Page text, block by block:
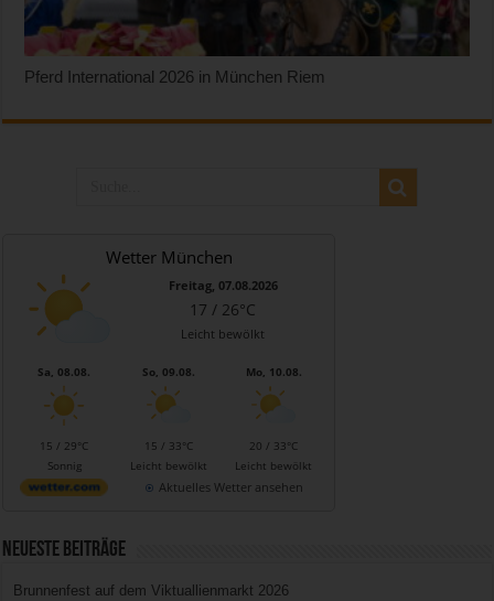
Pferd International 2026 in München Riem
Wetter München
Freitag, 07.08.2026
17 / 26°C
Leicht bewölkt
Sa, 08.08.
15 / 29°C
Sonnig
So, 09.08.
15 / 33°C
Leicht bewölkt
Mo, 10.08.
20 / 33°C
Leicht bewölkt
Aktuelles Wetter ansehen
Neueste Beiträge
Brunnenfest auf dem Viktuallienmarkt 2026